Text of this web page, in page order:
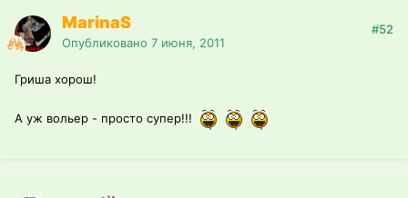
MarinaS
Опубликовано 7 июня, 2011
#52
Гриша хорош!
А уж вольер - просто супер!!!